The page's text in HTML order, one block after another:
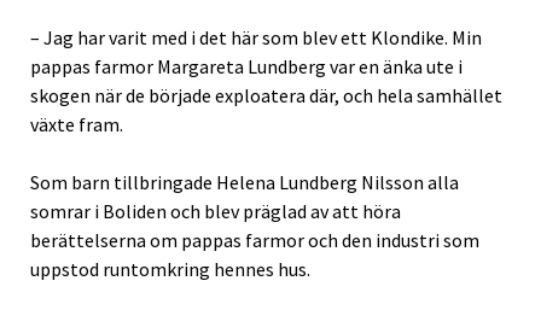
– Jag har varit med i det här som blev ett Klondike. Min
pappas farmor Margareta Lundberg var en änka ute i
skogen när de började exploatera där, och hela samhället
växte fram.
Som barn tillbringade Helena Lundberg Nilsson alla
somrar i Boliden och blev präglad av att höra
berättelserna om pappas farmor och den industri som
uppstod runtomkring hennes hus.